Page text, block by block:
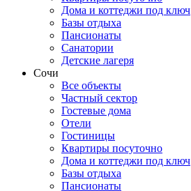
Дома и коттеджи под ключ
Базы отдыха
Пансионаты
Санатории
Детские лагеря
Сочи
Все объекты
Частный сектор
Гостевые дома
Отели
Гостиницы
Квартиры посуточно
Дома и коттеджи под ключ
Базы отдыха
Пансионаты